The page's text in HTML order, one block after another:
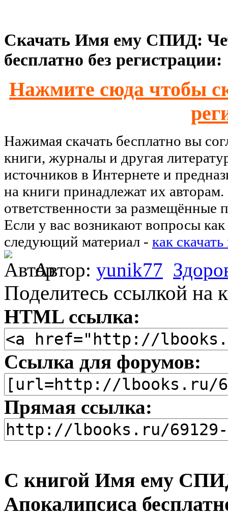
Скачать Имя ему СПИД:
бесплатно без регистрации:
Нажмите сюда чтобы
Нажимая скачать бесплатно вы
книги, журналы и другая
источников в Интернете и
на книги принадлежат их
ответственности за размещённые
Если у вас возникают вопросы как
следующий материал - как
Автор: yunik77
Поделитесь ссылкой на
HTML ссылка:
Ссылка для форумов:
Прямая ссылка:
С книгой Имя ему
Апокалипсиса